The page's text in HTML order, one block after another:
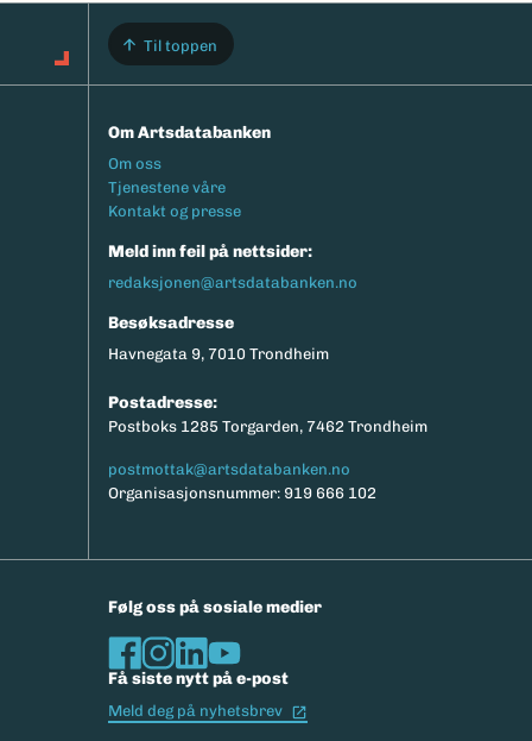
Til toppen
Om Artsdatabanken
Footermeny
Om oss
Tjenestene våre
Kontakt og presse
Meld inn feil på nettsider:
redaksjonen@artsdatabanken.no
Besøksadresse
Havnegata 9, 7010 Trondheim
Postadresse:
Postboks 1285 Torgarden, 7462 Trondheim
postmottak@artsdatabanken.no
Organisasjonsnummer: 919 666 102
Følg oss på sosiale medier
Få siste nytt på e-post
Meld deg på nyhetsbrev